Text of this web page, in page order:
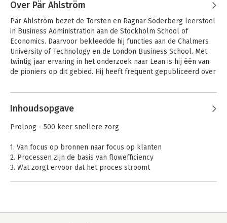
This is Lean
Bekijk alle boeken
Over Pär Ahlström
Pär Ahlström bezet de Torsten en Ragnar Söderberg leerstoel
in Business Administration aan de Stockholm School of
Economics. Daarvoor bekleedde hij functies aan de Chalmers
University of Technology en de London Business School. Met
twintig jaar ervaring in het onderzoek naar Lean is hij één van
de pioniers op dit gebied. Hij heeft frequent gepubliceerd over
dienstverlening. Zijn onderzoeken worden breed geciteerd.
Andere boeken door Pär Ahlström
Inhoudsopgave
Proloog - 500 keer snellere zorg
1. Van focus op bronnen naar focus op klanten
2. Processen zijn de basis van flowefficiency
3. Wat zorgt ervoor dat het proces stroomt